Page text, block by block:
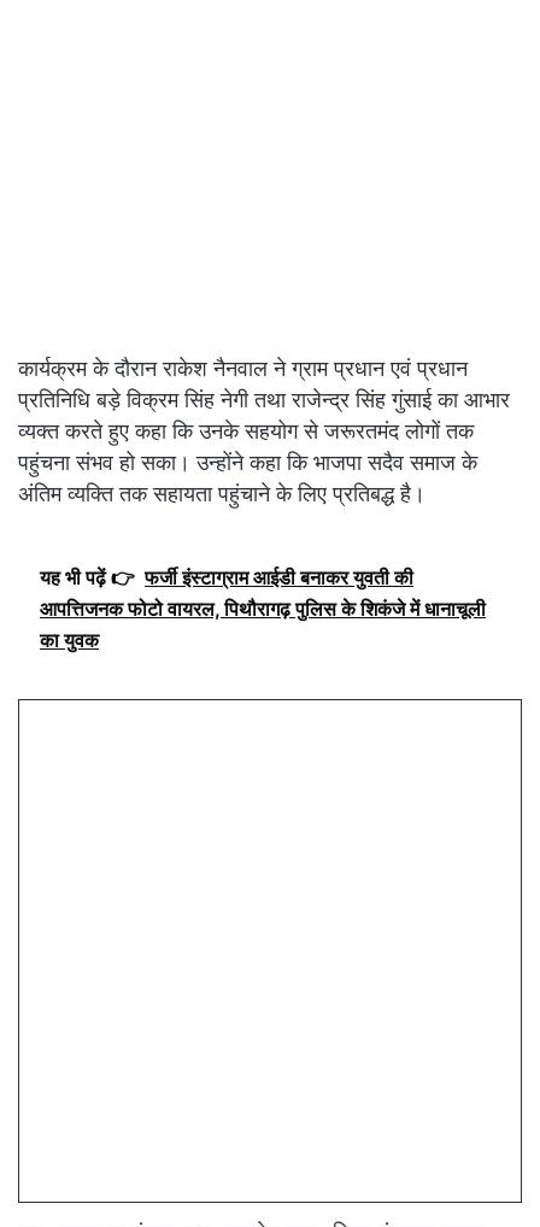
कार्यक्रम के दौरान राकेश नैनवाल ने ग्राम प्रधान एवं प्रधान
प्रतिनिधि बड़े विक्रम सिंह नेगी तथा राजेन्द्र सिंह गुंसाई का आभार
व्यक्त करते हुए कहा कि उनके सहयोग से जरूरतमंद लोगों तक
पहुंचना संभव हो सका। उन्होंने कहा कि भाजपा सदैव समाज के
अंतिम व्यक्ति तक सहायता पहुंचाने के लिए प्रतिबद्ध है।
यह भी पढ़ें 👉 फर्जी इंस्टाग्राम आईडी बनाकर युवती की
आपत्तिजनक फोटो वायरल, पिथौरागढ़ पुलिस के शिकंजे में धानाचूली
का युवक